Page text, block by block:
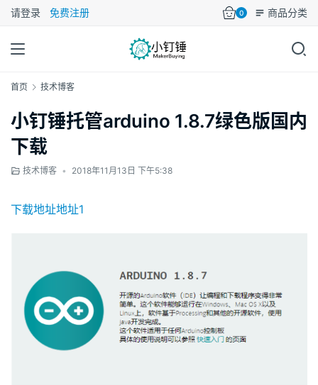
请登录 免费注册 0 商品分类
首页 技术博客
小钉锤托管arduino 1.8.7绿色版国内
下载
技术博客 • 2018年11月13日 下午5:38
下载地址地址1